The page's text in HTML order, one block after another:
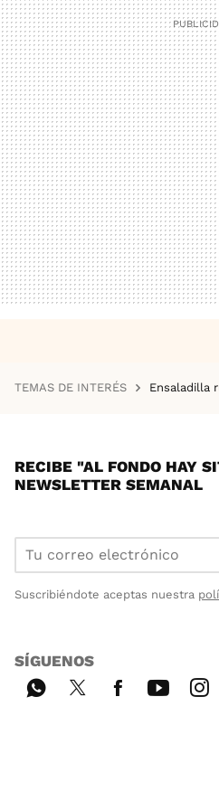
TEMAS DE INTERÉS Ensaladilla
RECIBE "AL FONDO HAY
NEWSLETTER SEMANAL
Suscribiéndote aceptas nuestra
SÍGUENOS